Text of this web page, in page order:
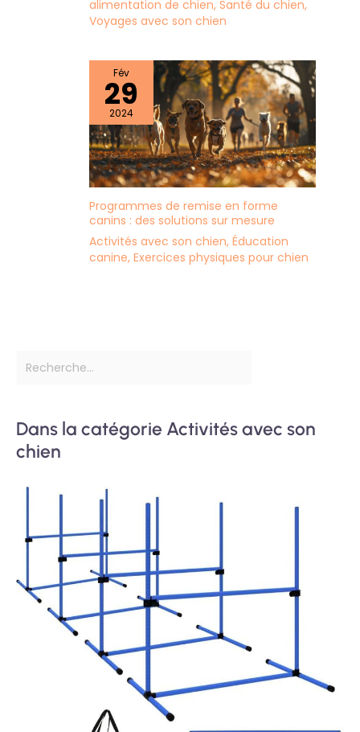
alimentation de chien, Santé du chien,
Voyages avec son chien
Fév
29
2024
Programmes de remise en forme
canins : des solutions sur mesure
Activités avec son chien, Éducation
canine, Exercices physiques pour chien
Dans la catégorie Activités avec son
chien